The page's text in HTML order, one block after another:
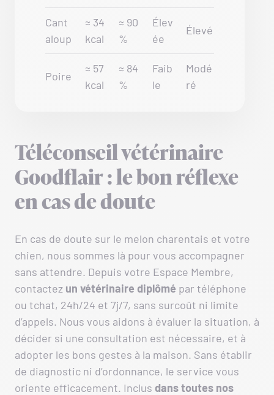
Cant
aloup
≈ 34
kcal
≈ 90
%
Élev
ée
Élevé
Poire
≈ 57
kcal
≈ 84
%
Faib
le
Modé
ré
Téléconseil vétérinaire
Goodflair : le bon réflexe
en cas de doute
En cas de doute sur le melon charentais et votre
chien, nous sommes là pour vous accompagner
sans attendre. Depuis votre Espace Membre,
contactez un vétérinaire diplômé par téléphone
ou tchat, 24h/24 et 7j/7, sans surcoût ni limite
d’appels. Nous vous aidons à évaluer la situation, à
décider si une consultation est nécessaire, et à
adopter les bons gestes à la maison. Sans établir
de diagnostic ni d’ordonnance, le service vous
oriente efficacement. Inclus dans toutes nos